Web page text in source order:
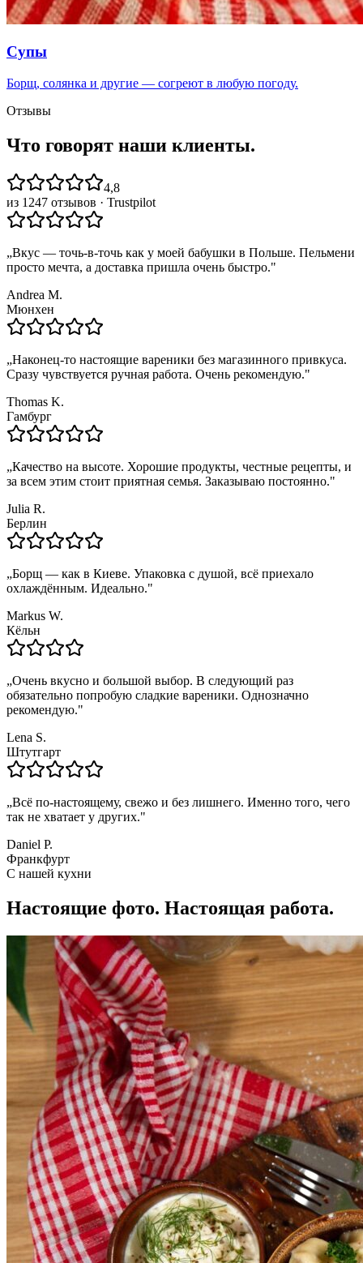
Супы
Борщ, солянка и другие — согреют в любую погоду.
Отзывы
Что говорят наши клиенты.
4,8
из 1247 отзывов · Trustpilot
„Вкус — точь-в-точь как у моей бабушки в Польше. Пельмени
просто мечта, а доставка пришла очень быстро."
Andrea M.
Мюнхен
„Наконец-то настоящие вареники без магазинного привкуса.
Сразу чувствуется ручная работа. Очень рекомендую."
Thomas K.
Гамбург
„Качество на высоте. Хорошие продукты, честные рецепты, и
за всем этим стоит приятная семья. Заказываю постоянно."
Julia R.
Берлин
„Борщ — как в Киеве. Упаковка с душой, всё приехало
охлаждённым. Идеально."
Markus W.
Кёльн
„Очень вкусно и большой выбор. В следующий раз
обязательно попробую сладкие вареники. Однозначно
рекомендую."
Lena S.
Штутгарт
„Всё по-настоящему, свежо и без лишнего. Именно того, чего
так не хватает у других."
Daniel P.
Франкфурт
С нашей кухни
Настоящие фото. Настоящая работа.